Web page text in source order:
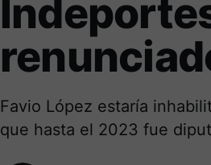
Favio López estaría
que hasta el 2023 fue